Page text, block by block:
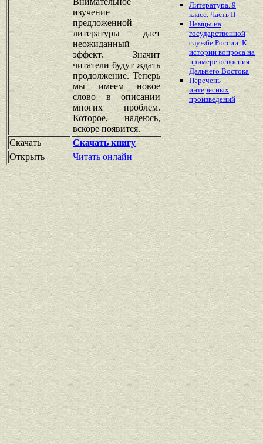
изучение
предложенной
литературы дает
неожиданный
эффект. Значит
читатели будут ждать
продолжение. Теперь
мы имеем новое
слово в описании
многих проблем.
Которое, надеюсь,
вскоре появится.
Скачать
Скачать книгу
Открыть
Читать онлайн
Литература. 9
класс. Часть II
Немцы на
государственной
службе России. К
истории вопроса на
примере освоения
Дальнего Востока
Перечень
интересных
произведений